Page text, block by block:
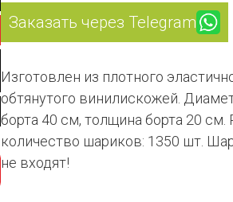
Заказать через Telegram
Изготовлен из плотного
обтянутого винилискожей.
борта 40 см, толщина борта 20
количество шариков: 1350 шт.
не входят!